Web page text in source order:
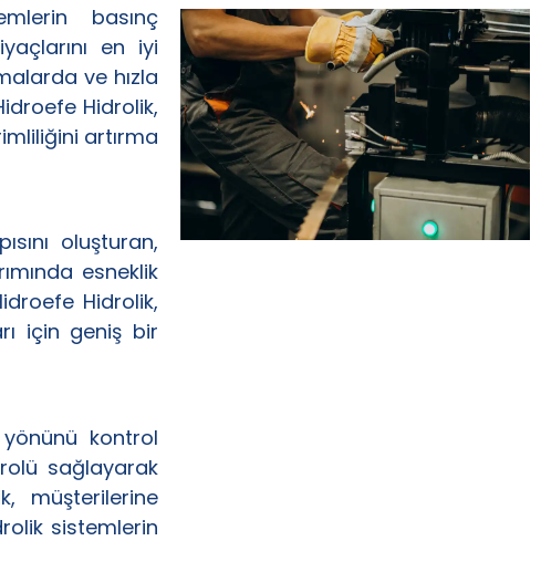
basınç
en iyi
ve hızla
Hidrolik,
artırma
oluşturan,
esneklik
Hidrolik,
için geniş bir
kontrol
sağlayarak
müşterilerine
sistemlerin